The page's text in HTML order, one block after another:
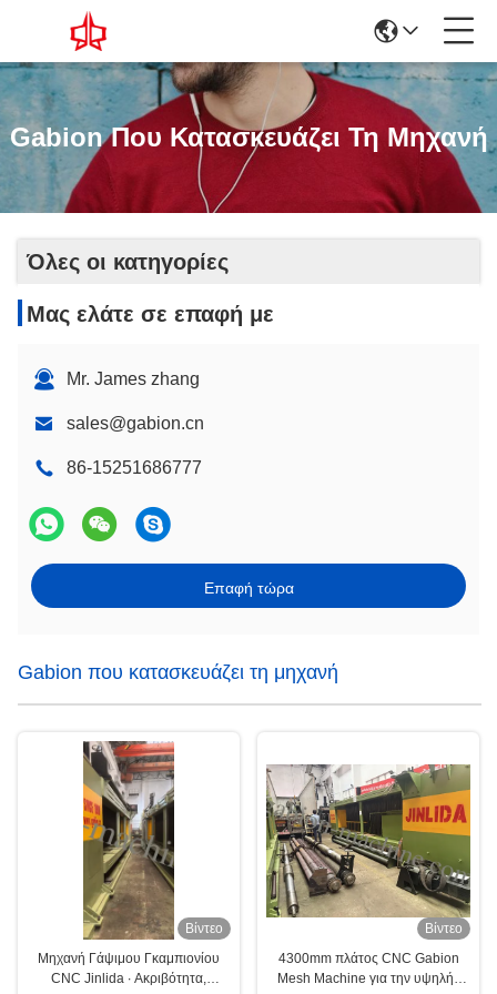
Gabion Που Κατασκευάζει Τη Μηχανή
Όλες οι κατηγορίες
Μας ελάτε σε επαφή με
Mr. James zhang
sales@gabion.cn
86-15251686777
Επαφή τώρα
Gabion που κατασκευάζει τη μηχανή
Βίντεο
Μηχανή Γάψιμου Γκαμπιονίου
CNC Jinlida ∙ Ακριβότητα,
Βίντεο
4300mm πλάτος CNC Gabion
Mesh Machine για την υψηλής